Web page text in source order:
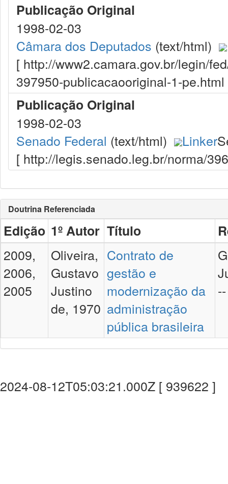
Publicação Original
1998-02-03
Câmara dos Deputados (text/html)
[ http://www2.camara.gov.br/legin/
397950-publicacaooriginal-1-pe.html
Publicação Original
1998-02-03
Senado Federal (text/html) Linker
[ http://legis.senado.leg.br/norma/
Doutrina Referenciada
Edição 1º Autor Título
2009,
2006,
2005
Oliveira,
Gustavo
Justino
de, 1970
Contrato de
gestão e
modernização da
administração
pública brasileira
--
2024-08-12T05:03:21.000Z [ 939622 ]